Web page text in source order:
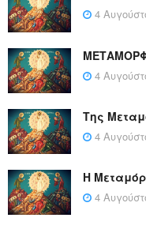
4
4
Της
4
Η
4